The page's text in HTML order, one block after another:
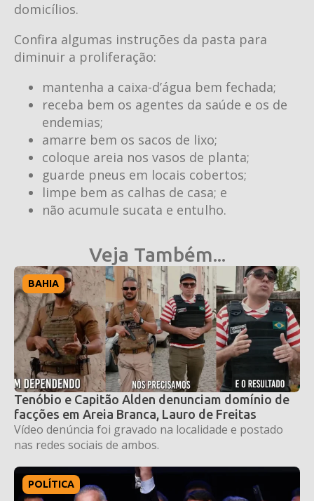
domicílios.
Confira algumas instruções da pasta para
diminuir a proliferação:
mantenha a caixa-d’água bem fechada;
receba bem os agentes da saúde e os de
endemias;
amarre bem os sacos de lixo;
coloque areia nos vasos de planta;
guarde pneus em locais cobertos;
limpe bem as calhas de casa; e
não acumule sucata e entulho.
Veja Também...
BAHIA
Tenóbio e Capitão Alden denunciam domínio de
facções em Areia Branca, Lauro de Freitas
Vídeo denúncia foi gravado na localidade e postado
nas redes sociais de ambos.
POLÍTICA